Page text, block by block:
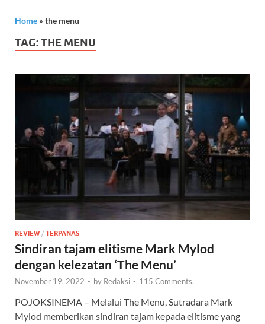
Home » the menu
TAG:THE MENU
REVIEW / TERPANAS
Sindiran tajam elitisme Mark Mylod
dengan kelezatan ‘The Menu’
November 19, 2022 - by Redaksi - 115 Comments.
POJOKSINEMA – Melalui The Menu, Sutradara Mark
Mylod memberikan sindiran tajam kepada elitisme yang